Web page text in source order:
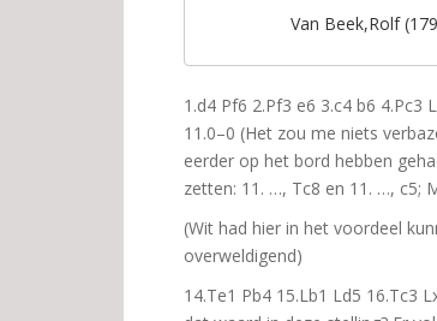
Van Beek,Rolf
1.d4 Pf6 2.Pf3 e6 3.c4 b6 4.Pc3
11.0–0 (Het zou me niets
eerder op het bord hebben
zetten: 11. …, Tc8 en 11. …, c5;
(Wit had hier in het voordeel
overweldigend)
14.Te1 Pb4 15.Lb1 Ld5 16.Tc3